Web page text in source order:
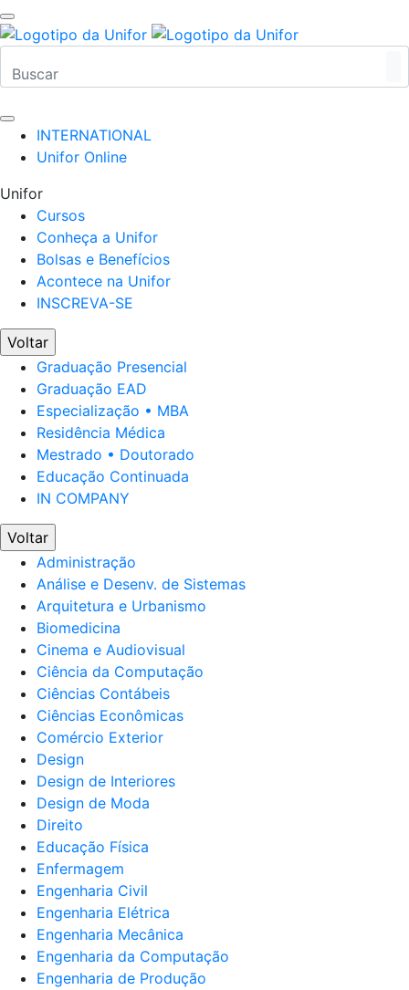
INTERNATIONAL
Unifor Online
Unifor
Cursos
Conheça a Unifor
Bolsas e Benefícios
Acontece na Unifor
INSCREVA-SE
Voltar
Graduação Presencial
Graduação EAD
Especialização • MBA
Residência Médica
Mestrado • Doutorado
Educação Continuada
IN COMPANY
Voltar
Administração
Análise e Desenv. de Sistemas
Arquitetura e Urbanismo
Biomedicina
Cinema e Audiovisual
Ciência da Computação
Ciências Contábeis
Ciências Econômicas
Comércio Exterior
Design
Design de Interiores
Design de Moda
Direito
Educação Física
Enfermagem
Engenharia Civil
Engenharia Elétrica
Engenharia Mecânica
Engenharia da Computação
Engenharia de Produção